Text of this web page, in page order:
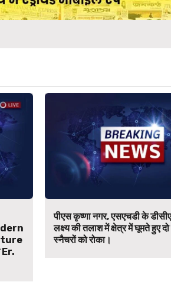
Er.
पीएस कृष्णा नगर, एसएचडी के
लक्ष्य की तलाश में क्षेत्र में घूमते हुए
स्नैचरों को रोका।